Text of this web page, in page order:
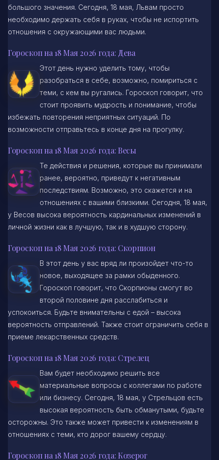
большого значения. Сегодня, 18 мая, Львам просто
необходимо держать себя в руках, чтобы не испортить
отношения с окружающими вас людьми.
Гороскоп на 18 Мая 2026 года: Дева
Этот день нужно уделить тому, чтобы
разобраться в себе, возможно, помириться с
теми, с кем вы ругались. Гороскоп говорит, что
стоит проявить мудрость и понимание, чтобы
избежать повторения неприятных ситуаций. По
возможности отправьтесь в конце дня на прогулку.
Гороскоп на 18 Мая 2026 года: Весы
Те действия и решения, которые вы принимали
ранее, вероятно, приведут к негативным
последствиям. Возможно, это скажется и на
отношениях с вашими близкими. Сегодня, 18 мая,
у Весов высока вероятность кардинальных изменений в
личной жизни как в лучшую, так и в худшую сторону.
Гороскоп на 18 Мая 2026 года: Скорпион
В этот день у вас вряд ли произойдет что-то
новое, выходящее за рамки обыденного.
Гороскоп говорит, что Скорпионы смогут во
второй половине дня расслабиться и
успокоиться. Будьте внимательны с едой – высока
вероятность отправлений. Также стоит ограничить себя в
приеме лекарственных средств.
Гороскоп на 18 Мая 2026 года: Стрелец
Вам будет необходимо решить все
материальные вопросы с коллегами по работе
или бизнесу. Сегодня, 18 мая, у Стрельцов есть
высокая вероятность быть обманутыми, будьте
осторожны. Это также может привести к изменениям в
отношениях с теми, кто дорог вашему сердцу.
Гороскоп на 18 Мая 2026 года: Козерог